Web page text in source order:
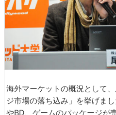
海外マーケットの概況として
ジ市場の落ち込み」を挙げま
やBD、ゲームのパッケージが